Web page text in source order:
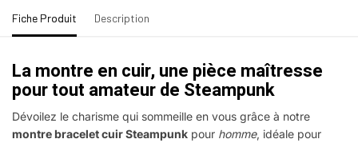
Fiche Produit Description
La montre en cuir, une pièce maîtresse
pour tout amateur de Steampunk
Dévoilez le charisme qui sommeille en vous grâce à notre
montre bracelet cuir Steampunk pour homme, idéale pour